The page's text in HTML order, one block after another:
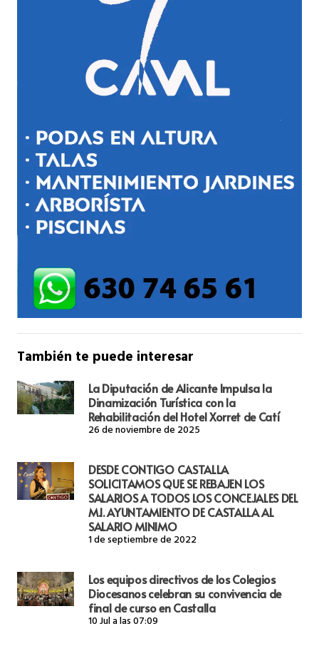
También te puede interesar
La Diputación de Alicante Impulsa la
Dinamización Turística con la
Rehabilitación del Hotel Xorret de Catí
26 de noviembre de 2025
DESDE CONTIGO CASTALLA
SOLICITAMOS QUE SE REBAJEN LOS
SALARIOS A TODOS LOS CONCEJALES DEL
M.I. AYUNTAMIENTO DE CASTALLA AL
SALARIO MINIMO
1 de septiembre de 2022
Los equipos directivos de los Colegios
Diocesanos celebran su convivencia de
final de curso en Castalla
10 Jul a las 07:09